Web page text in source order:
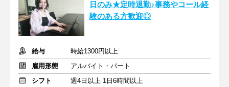
日のみ★定時退勤♪事務やコール経
験のある方歓迎◎
給与
時給1300円以上
雇用形態
アルバイト・パート
シフト
週4日以上 1日6時間以上